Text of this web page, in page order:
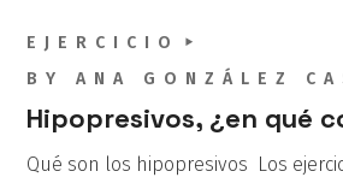
EJERCICIO
BYANA GONZÁLEZ
Hipopresivos, ¿en qué
Qué son los hipopresivos Los